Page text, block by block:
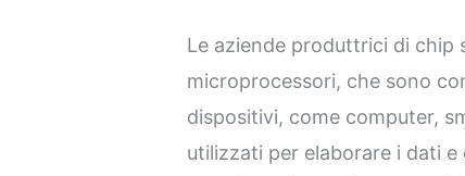
Le aziende produttrici di chip
microprocessori, che sono
dispositivi, come computer,
utilizzati per elaborare i dati